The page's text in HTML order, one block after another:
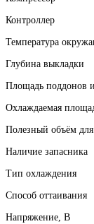
Контроллер
Температура
Глубина выкладки
Площадь поддонов
Охлаждаемая
Полезный объём
Наличие запасника
Тип охлаждения
Способ оттаивания
Напряжение, В